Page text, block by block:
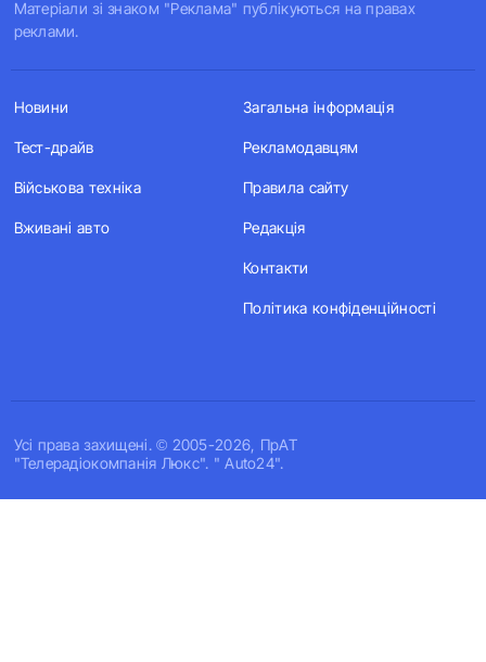
Матеріали зі знаком "Реклама" публікуються на правах
реклами.
Усi права захищенi. © 2005-2026, ПрАТ
"Телерадіокомпанія Люкс". " Auto24".
Новини
Тест-драйв
Військова техніка
Вживані авто
Загальна інформація
Рекламодавцям
Правила сайту
Редакція
Контакти
Політика конфіденційності